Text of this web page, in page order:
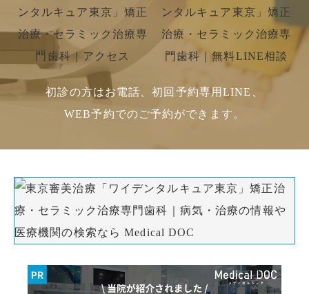
初診の方はお電話、初回予約専用LINE、
WEB予約でのご予約ができます。